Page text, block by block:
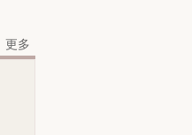
更多